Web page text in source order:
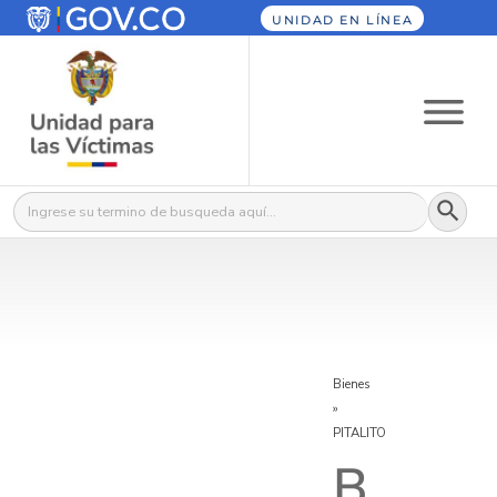
UNIDAD EN LÍNEA
Buscar: Botón
Bienes
»
PITALITO